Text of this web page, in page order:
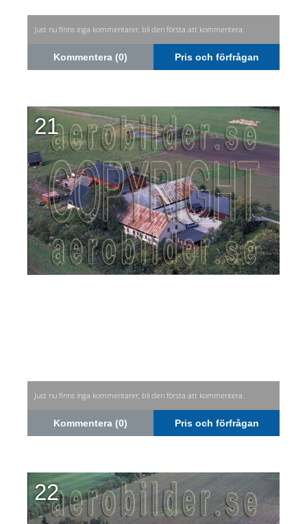
Just nu finns inga kommentarer, bli den första att kommentera.
Kommentera (0) Pris och förfrågan
21
Just nu finns inga kommentarer, bli den första att kommentera.
Kommentera (0) Pris och förfrågan
22